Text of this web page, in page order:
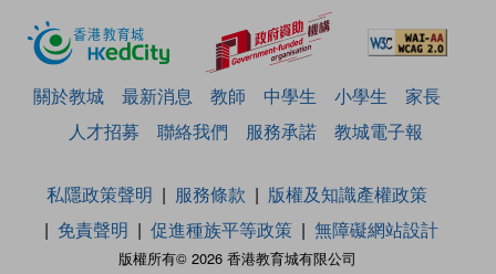
關於教城 最新消息 教師 中學生 小學生
家長
人才招募
聯絡我們 服務承諾 教城電子報
版權所有© 2026 香港教育城有限公司
私隱政策聲明 服務條款
版權及知識產權政策
免責聲明
促進種族平等政策 無障礙網站設計